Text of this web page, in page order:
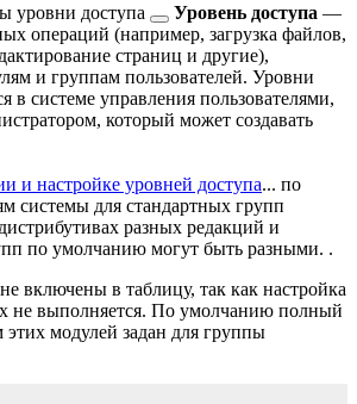
уровни доступа Уровень доступа —
операций (например, загрузка файлов,
страниц и другие),
и группам пользователей. Уровни
в системе управления пользователями,
который может создавать
и настройке уровней доступа... по
системы для стандартных групп
разных редакций и
по умолчанию могут быть разными. .
включены в таблицу, так как настройка
не выполняется. По умолчанию полный
этих модулей задан для группы